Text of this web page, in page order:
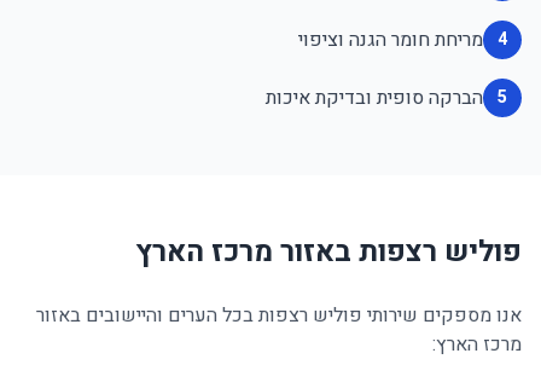
4 מריחת חומר הגנה וציפוי
5 הברקה סופית ובדיקת איכות
פוליש רצפות באזור מרכז הארץ
אנו מספקים שירותי פוליש רצפות בכל הערים והיישובים באזור
מרכז הארץ: